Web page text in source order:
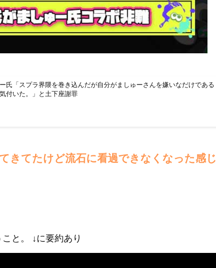
ー氏「スプラ界隈を巻き込んだが自分がましゅーさんを嫌いなだけである
付いた。」と土下座謝罪
きてたけど流石に看過できなくなった感じ
と。 ↓に要約あり